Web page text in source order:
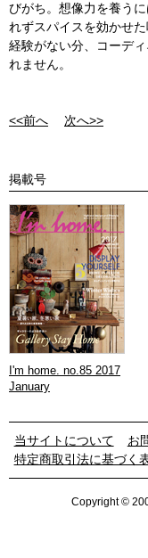
びがち。想像力を養う
れずスパイスを効かせ
経験がない分、コーデ
れません。
<<前へ 次へ>>
掲載号
I'm home. no.85 2017
January
当サイトについて
お
特定商取引法に基づく
Copyright ©